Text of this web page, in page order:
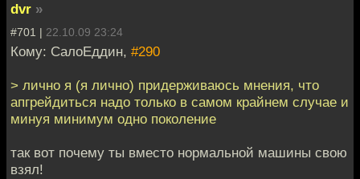
dvr »
#701 | 22.10.09 23:24
Кому: СалоЕддин, #290
> лично я (я лично) придерживаюсь мнения, что
апгрейдиться надо только в самом крайнем случае и
минуя минимум одно поколение
так вот почему ты вместо нормальной машины свою
взял!